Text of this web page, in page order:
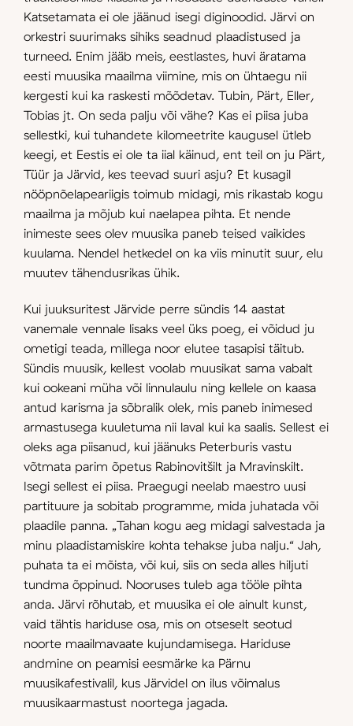
Katsetamata ei ole jäänud isegi diginoodid. Järvi on
orkestri suurimaks sihiks seadnud plaadistused ja
turneed. Enim jääb meis, eestlastes, huvi äratama
eesti muusika maailma viimine, mis on ühtaegu nii
kergesti kui ka raskesti mõõdetav. Tubin, Pärt, Eller,
Tobias jt. On seda palju või vähe? Kas ei piisa juba
sellestki, kui tuhandete kilomeetrite kaugusel ütleb
keegi, et Eestis ei ole ta iial käinud, ent teil on ju Pärt,
Tüür ja Järvid, kes teevad suuri asju? Et kusagil
nööpnõelapeariigis toimub midagi, mis rikastab kogu
maailma ja mõjub kui naela­pea pihta. Et nende
inimeste sees olev muusika paneb teised vaikides
kuulama. Nendel hetkedel on ka viis minutit suur, elu
muutev tähendusrikas ühik.
Kui juuksuritest Järvide perre sündis 14 aastat
vanemale vennale lisaks veel üks poeg, ei võidud ju
ometigi teada, millega noor elutee tasapisi täitub.
Sündis muusik, kellest voolab muusikat sama vabalt
kui ookeani müha või linnulaulu ning kellele on kaasa
antud karisma ja sõbralik olek, mis paneb inimesed
armastusega kuuletuma nii laval kui ka saalis. Sellest ei
oleks aga piisanud, kui jäänuks Peterburis vastu
võtmata parim õpetus Rabinovitšilt ja Mravinskilt.
Isegi sellest ei piisa. Praegugi neelab maestro uusi
partituure ja sobitab programme, mida juhatada või
plaadile panna. „Tahan kogu aeg midagi salvestada ja
minu plaadistamiskire kohta tehakse juba nalju.“ Jah,
puhata ta ei mõista, või kui, siis on seda alles hiljuti
tundma õppinud. Nooruses tuleb aga tööle pihta
anda. Järvi rõhutab, et muusika ei ole ainult kunst,
vaid tähtis hariduse osa, mis on otseselt seotud
noorte maailmavaate kujundamisega. Hariduse
andmine on peamisi eesmärke ka Pärnu
muusikafestivalil, kus Järvidel on ilus võimalus
muusika­armastust noortega jagada.